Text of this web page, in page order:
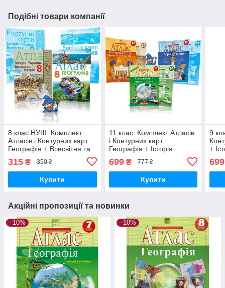
Подібні товари компанії
8 клас НУШ. Комплект
Атласів і Контурних карт:
Географія + Всесвітня та
315 ₴ 350 ₴
Купити
11 клас. Комплект Атласів
і Контурних карт:
Географія + Історія
історія, Картографія
699₴ 777 ₴
Купити
9
+
699
Акційні пропозиції та новинки
–10% –10%